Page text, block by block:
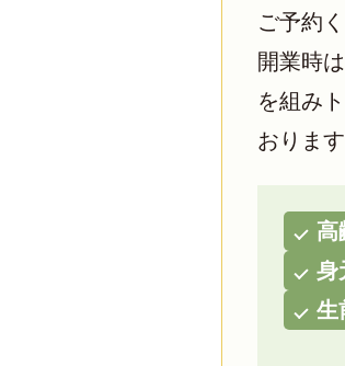
ご予約
開業時
を組み
おります
高
身
生